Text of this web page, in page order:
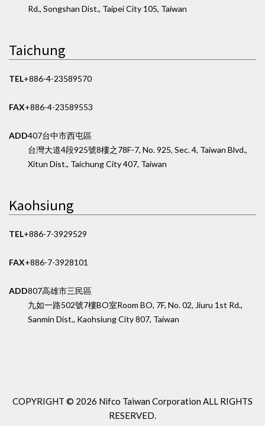
Rd., Songshan Dist., Taipei City 105, Taiwan
Taichung
TEL+886-4-23589570
FAX+886-4-23589553
ADD407台中市西屯區
台灣大道4段925號8樓之78F-7, No. 925, Sec. 4, Taiwan Blvd.,
Xitun Dist., Taichung City 407, Taiwan
Kaohsiung
TEL+886-7-3929529
FAX+886-7-3928101
ADD807高雄市三民區
九如一路502號7樓BO室Room BO, 7F, No. 02, Jiuru 1st Rd.,
Sanmin Dist., Kaohsiung City 807, Taiwan
COPYRIGHT © 2026 Nifco Taiwan Corporation ALL RIGHTS
RESERVED.